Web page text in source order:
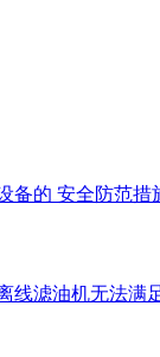
的 安全防范
滤油机无法